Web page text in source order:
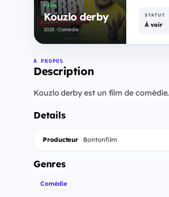
FILM
Kouzlo derby
2025 · Comédie
STATUT
À voir
À PROPOS
Description
Kouzlo derby est un film de comédie.
Details
Producteur Bontonfilm
Genres
Comédie